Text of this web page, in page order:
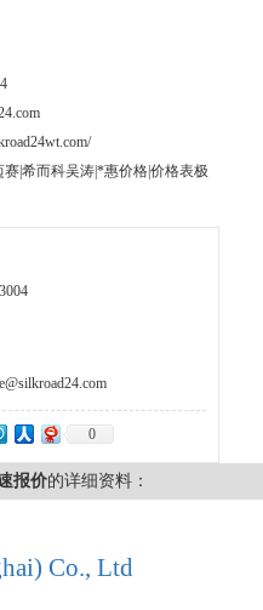
赛|希而科吴涛|*惠价格|价格表极
0
报价的详细资料：
Co., Ltd